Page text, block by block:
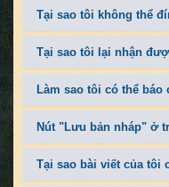
Tại sao tôi không thể
Tại sao tôi lại nhận
Làm sao tôi có thể
Nút "Lưu bản nháp" ở
Tại sao bài viết của tôi